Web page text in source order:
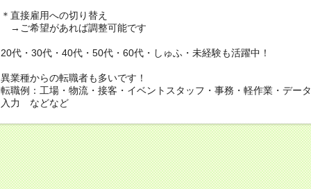
＊直接雇用への切り替え
→ご希望があれば調整可能です
20代・30代・40代・50代・60代・しゅふ・未経験も活躍中！
異業種からの転職者も多いです！
転職例：工場・物流・接客・イベントスタッフ・事務・軽作業・データ
入力 などなど